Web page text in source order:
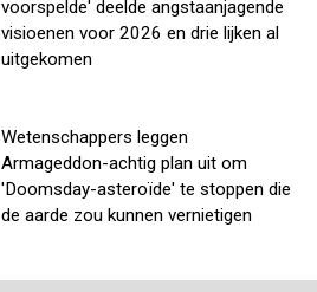
voorspelde' deelde angstaanjagende
visioenen voor 2026 en drie lijken al
uitgekomen
Wetenschappers leggen
Armageddon-achtig plan uit om
'Doomsday-asteroïde' te stoppen die
de aarde zou kunnen vernietigen